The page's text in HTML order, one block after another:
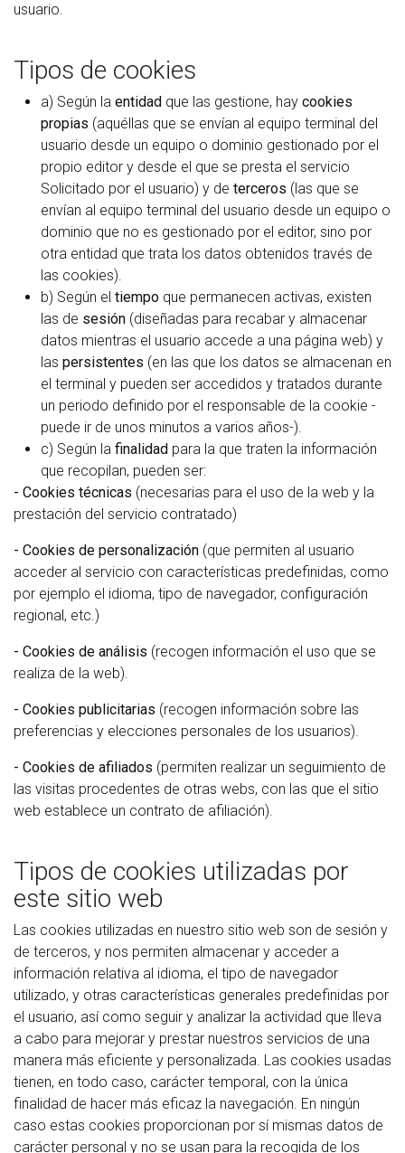
usuario.
Tipos de cookies
a) Según la entidad que las gestione, hay cookies
propias (aquéllas que se envían al equipo terminal del
usuario desde un equipo o dominio gestionado por el
propio editor y desde el que se presta el servicio
Solicitado por el usuario) y de terceros (las que se
envían al equipo terminal del usuario desde un equipo o
dominio que no es gestionado por el editor, sino por
otra entidad que trata los datos obtenidos través de
las cookies).
b) Según el tiempo que permanecen activas, existen
las de sesión (diseñadas para recabar y almacenar
datos mientras el usuario accede a una página web) y
las persistentes (en las que los datos se almacenan en
el terminal y pueden ser accedidos y tratados durante
un periodo definido por el responsable de la cookie -
puede ir de unos minutos a varios años-).
c) Según la finalidad para la que traten la información
que recopilan, pueden ser:
- Cookies técnicas (necesarias para el uso de la web y la
prestación del servicio contratado)
- Cookies de personalización (que permiten al usuario
acceder al servicio con características predefinidas, como
por ejemplo el idioma, tipo de navegador, configuración
regional, etc.)
- Cookies de análisis (recogen información el uso que se
realiza de la web).
- Cookies publicitarias (recogen información sobre las
preferencias y elecciones personales de los usuarios).
- Cookies de afiliados (permiten realizar un seguimiento de
las visitas procedentes de otras webs, con las que el sitio
web establece un contrato de afiliación).
Tipos de cookies utilizadas por
este sitio web
Las cookies utilizadas en nuestro sitio web son de sesión y
de terceros, y nos permiten almacenar y acceder a
información relativa al idioma, el tipo de navegador
utilizado, y otras características generales predefinidas por
el usuario, así como seguir y analizar la actividad que lleva
a cabo para mejorar y prestar nuestros servicios de una
manera más eficiente y personalizada. Las cookies usadas
tienen, en todo caso, carácter temporal, con la única
finalidad de hacer más eficaz la navegación. En ningún
caso estas cookies proporcionan por sí mismas datos de
carácter personal y no se usan para la recogida de los